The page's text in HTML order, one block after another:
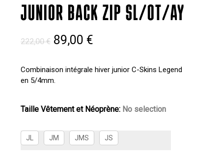
JUNIOR BACK ZIP SL/OT/AY
222,00€ Le
initial
était :
89,00 €Le
actuel
Combinaison intégrale hiver junior C-Skins Legend
en 5/4mm.
Taille Vêtement et Néoprène: No selection
JL JM JMS JS